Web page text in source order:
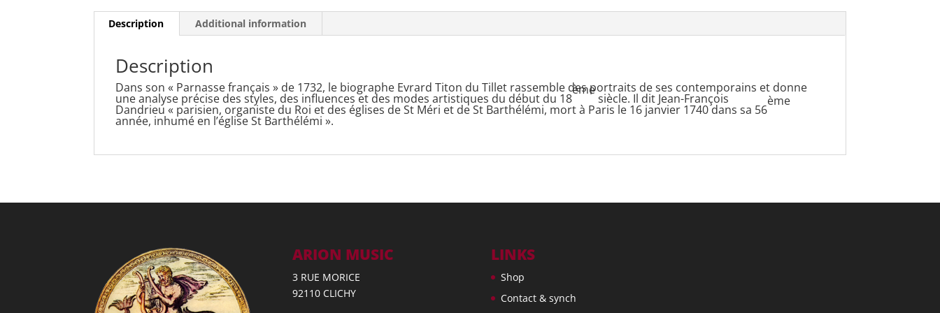
Description Additional information
Description
Dans son « Parnasse français » de 1732, le biographe Evrard Titon du Tillet rassemble des portraits de ses contemporains et donne
une analyse précise des styles, des influences et des modes artistiques du début du 18
ème
siècle. Il dit Jean-François
Dandrieu « parisien, organiste du Roi et des églises de St Méri et de St Barthélémi, mort à Paris le 16 janvier 1740 dans sa 56
ème
année, inhumé en l’église St Barthélémi ».
ARION MUSIC
3 RUE MORICE
92110 CLICHY
LINKS
Shop
Contact & synch